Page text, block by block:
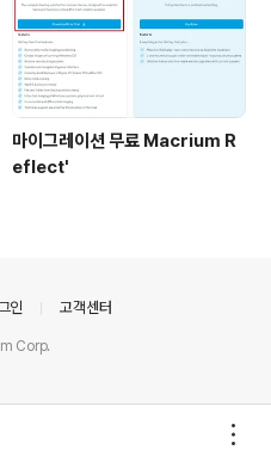
마이그레이션 무료 Macrium R
eflect'
인 고객센터
Corp.